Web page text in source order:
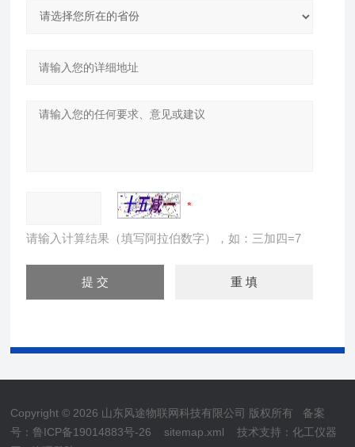
请输入计算结果（填写阿拉伯数字），如：三加四=7
Copyright © 2026 山东风途物联网科技有限公司 版权所有 备案
号：鲁ICP备19014883号-26
sitemap.xml 技术支持：化工仪器